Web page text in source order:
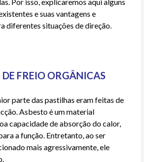
e suas vantagens e
diferentes situações de direção.
DE FREIO ORGÂNICAS
parte das pastilhas eram feitas de
Asbesto é um material
capacidade de absorção do calor,
a função. Entretanto, ao ser
mais agressivamente, ele